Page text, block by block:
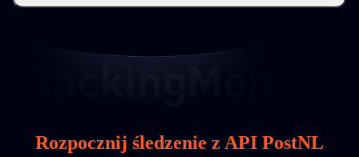
Rozpocznij śledzenie z API PostNL